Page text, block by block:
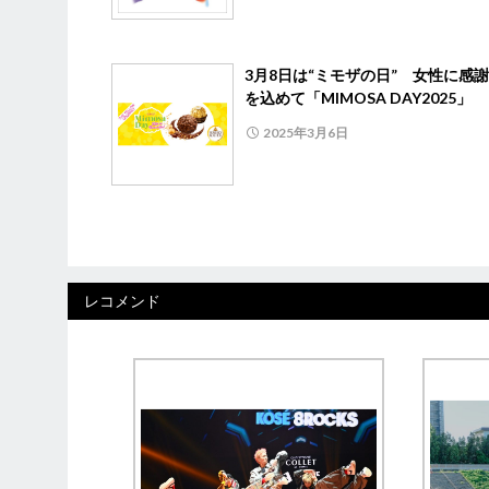
3月8日は“ミモザの日” 女性に感
を込めて「MIMOSA DAY2025」
2025年3月6日
レコメンド